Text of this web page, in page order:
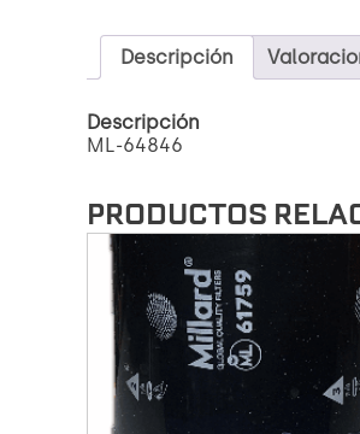
Descripción
Descripción
ML-64846
PRODUCTOS